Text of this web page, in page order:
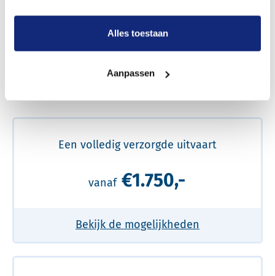
Alles toestaan
Aanpassen
Een betere uitvaart ervaring voor een betere
Een volledig verzorgde uitvaart
vanaf €1.750,-
Bekijk de mogelijkheden